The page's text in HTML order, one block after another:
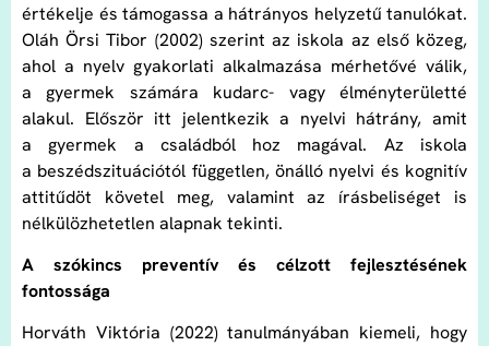
értékelje és támogassa a hátrányos helyzetű tanulókat.
Oláh Örsi Tibor (2002) szerint az iskola az első közeg,
ahol a nyelv gyakorlati alkalmazása mérhetővé válik,
a gyermek számára kudarc- vagy élményterületté
alakul. Először itt jelentkezik a nyelvi hátrány, amit
a gyermek a családból hoz magával. Az iskola
a beszédszituációtól független, önálló nyelvi és kognitív
attitűdöt követel meg, valamint az írásbeliséget is
nélkülözhetetlen alapnak tekinti.
A szókincs preventív és célzott fejlesztésének
fontossága
Horváth Viktória (2022) tanulmányában kiemeli, hogy